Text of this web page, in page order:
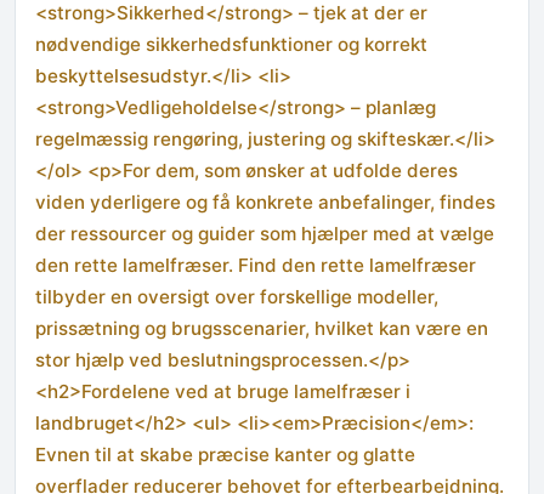
<strong>Sikkerhed</strong> – tjek at der er
nødvendige sikkerhedsfunktioner og korrekt
beskyttelsesudstyr.</li> <li>
<strong>Vedligeholdelse</strong> – planlæg
regelmæssig rengøring, justering og skifteskær.</li>
</ol> <p>For dem, som ønsker at udfolde deres
viden yderligere og få konkrete anbefalinger, findes
der ressourcer og guider som hjælper med at vælge
den rette lamelfræser. Find den rette lamelfræser
tilbyder en oversigt over forskellige modeller,
prissætning og brugsscenarier, hvilket kan være en
stor hjælp ved beslutningsprocessen.</p>
<h2>Fordelene ved at bruge lamelfræser i
landbruget</h2> <ul> <li><em>Præcision</em>:
Evnen til at skabe præcise kanter og glatte
overflader reducerer behovet for efterbearbejdning.